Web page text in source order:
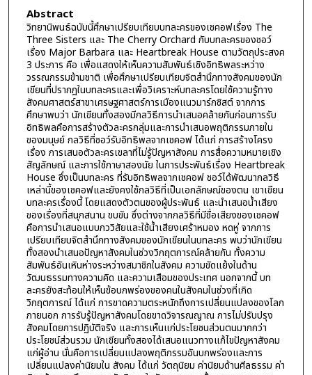
Abstract
วิทยานิพนธ์ฉบับนี้ศึกษาเปรียบเทียบบทละครของเชคอฟเรื่อง The
Three Sisters และ The Cherry Orchard กับบทละครของชอว์
เรื่อง Major Barbara และ Heartbreak House ตามวัตถุประสงค
3 ประการ คือ เพื่อแสดงให้เห็นความสัมพันธ์เชิงอิทธิพลระหว่าง
วรรณกรรมข้ามชาติ เพื่อศึกษาเปรียบเทียบจิตสำนึกทางสังคมของนัก
เขียนที่ปรากฎในบทละครและเพื่อวิเคราะห์บทละครโดยใช้ความรู้ทาง
สังคมศาสตร์สาขาเศรษฐศาสตร์การเมืองแนวมาร์กซิสต์ จากการ
ศึกษาพบว่า นักเขียนทั้งสองมีกลวิธีการนำเสนอคล้ายกันก่อนการรับ
อิทธิพลคือการสร้างตัวละครกลุ่มและการนำเสนอพฤติกรรมภายใน
ของมนุษย์ กลวิธีที่ชอว์รับอิทธิพลจากเชคอฟ ได้แก่ การสร้างโครง
เรื่อง การเสนอตัวละครเขลาที่ไม่รู้ปัญหาสังคม การสื่อความหมายเชิง
สัญลักษณ์ และการใช้ภาษาสองนัย ในการประพันธ์เรื่อง Heartbreak
House ซึ่งเป็นบทละคร ที่รับอิทธิพลจากเชคอฟ ชอว์ได้พัฒนากลวิธี
เหล่านี้ของเชคอฟและยังคงใช้กลวิธีที่เป็นเอกลักษณ์ของตน เขาเขียน
บทละครเรื่องนี้ โดยแสดงตัวตนของผู้ประพันธ์ และนำเสนอน้ำเสียง
ของเรื่องที่สนุกสนาน ขบขัน ซึ่งต่างจากกลวิธีที่มีชื่อเสียงของเชคอฟ
คือการนำเสนอแบบภววิสัยและใช้น้ำเสียงเศร้าหมอง หดหู่ จากการ
เปรียบเทียบจิตสำนึกทางสังคมของนักเขียนในบทละคร พบว่านักเขียน
ทั้งสองนำเสนอปัญหาสังคมในช่วงวิกฤตการณ์คล้ายกัน ทั้งความ
สัมพันธ์อันเหินห่างระหว่างสมาชิกในสังคม ความขัดแย้งในด้าน
วัฒนธรรมทางความคิด และความเสือมของประเทศ นอกจากนี้ บท
ละครยังสะท้อนให้เห็นข้อบกพร่องของคนในสังคมในช่วงที่เกิด
วิกฤตการณ์ ได้แก่ การขาดความตระหนักถึงการเปลี่ยนแปลงของโลก
ภายนอก การรับรู้ปัญหาสังคมโดยขาดวิจารณญาณ การไม่ปรับปรุง
สังคมโดยการปฏิบัติจริง และการเห็นแก่ประโยชนส่วนตนมากกว่า
ประโยชน์ส่วนรวม นักเขียนทั้งสองได้เสนอแนวทางแก้ไขปัญหาสังคม
แก่ผู้อ่าน นั่นคือการเปลี่ยนแปลงพฤติกรรมอันบกพร่องและการ
เปลี่ยนแปลงค่านิยมใน สังคม ได้แก่ วัตถุนิยม ค่านิยมด้านศีลธรรม ค่า